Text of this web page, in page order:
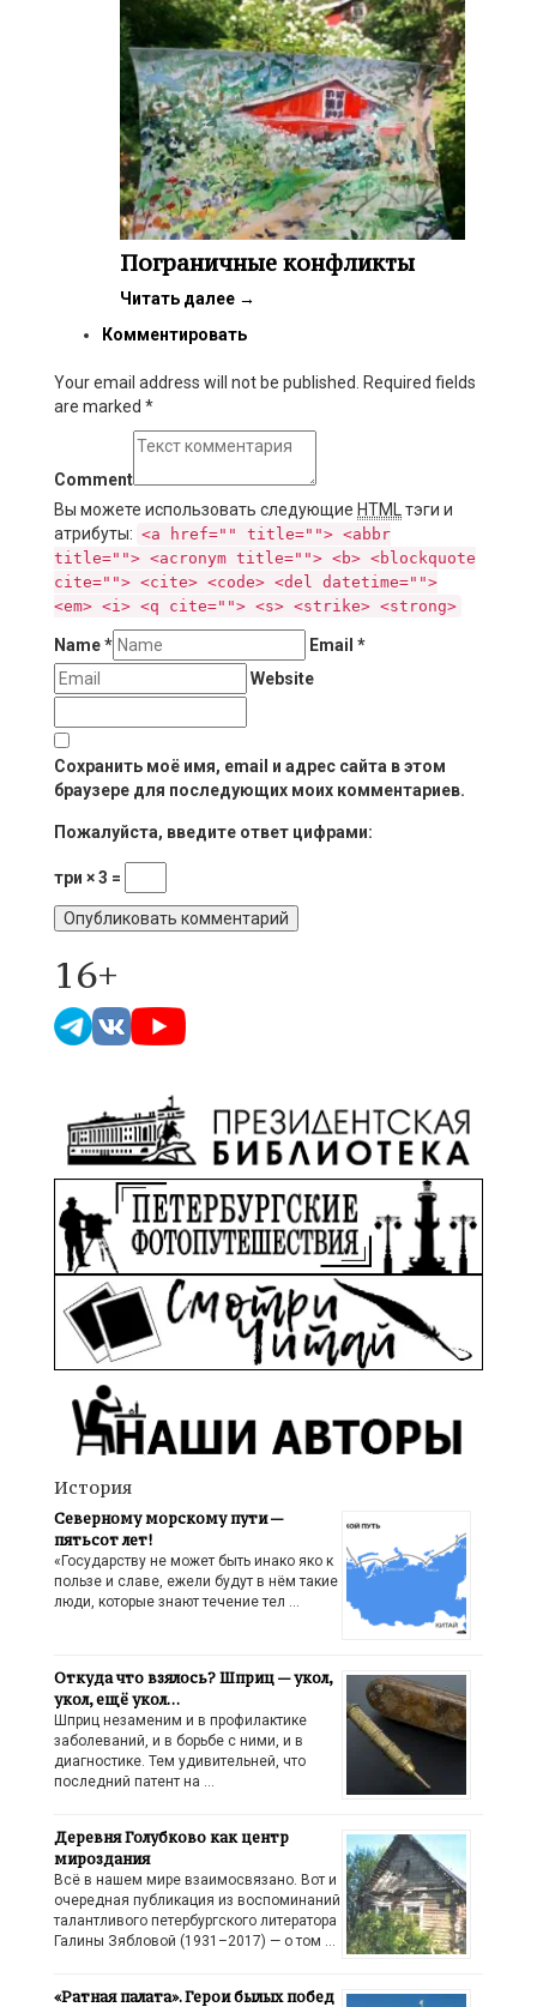
Пограничные конфликты
Читать далее →
Комментировать
Your email address will not be published. Required fields
are marked *
Comment
Вы можете использовать следующие HTML
тэги и
атрибуты: <a href="" title=""> <abbr
title=""> <acronym title=""> <b> <blockquote
cite=""> <cite> <code> <del datetime="">
<em> <i> <q cite=""> <s> <strike> <strong>
Name* Email *
Website
Сохранить моё имя, email и адрес сайта в этом
браузере для последующих моих комментариев.
Пожалуйста, введите ответ цифрами:
три × 3 =
16+
История
Северному морскому пути —
пятьсот лет!
«Государству не может быть инако яко к
пользе и славе, ежели будут в нём такие
люди, которые знают течение тел …
Откуда что взялось? Шприц — укол,
укол, ещё укол…
Шприц незаменим и в профилактике
заболеваний, и в борьбе с ними, и в
диагностике. Тем удивительней, что
последний патент на …
Деревня Голубково как центр
мироздания
Всё в нашем мире взаимосвязано. Вот и
очередная публикация из воспоминаний
талантливого петербургского литератора
Галины Зябловой (1931–2017) — о том …
«Ратная палата». Герои былых побед